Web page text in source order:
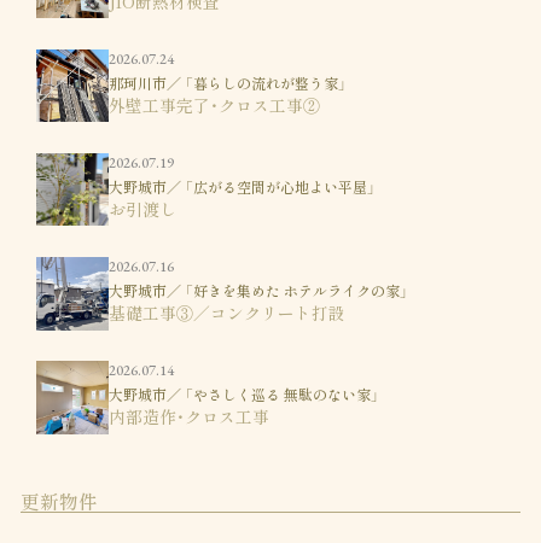
2026.07.24
那珂川市／ 「暮らしの流れが整う家」
外壁工事完了・クロス工事②
2026.07.19
大野城市／ 「広がる空間が心地よい平屋」
お引渡し
2026.07.16
大野城市／ 「好きを集めた ホテルライクの家」
基礎工事③／コンクリート打設
2026.07.14
大野城市／ 「やさしく巡る 無駄のない家」
内部造作・クロス工事
更新物件